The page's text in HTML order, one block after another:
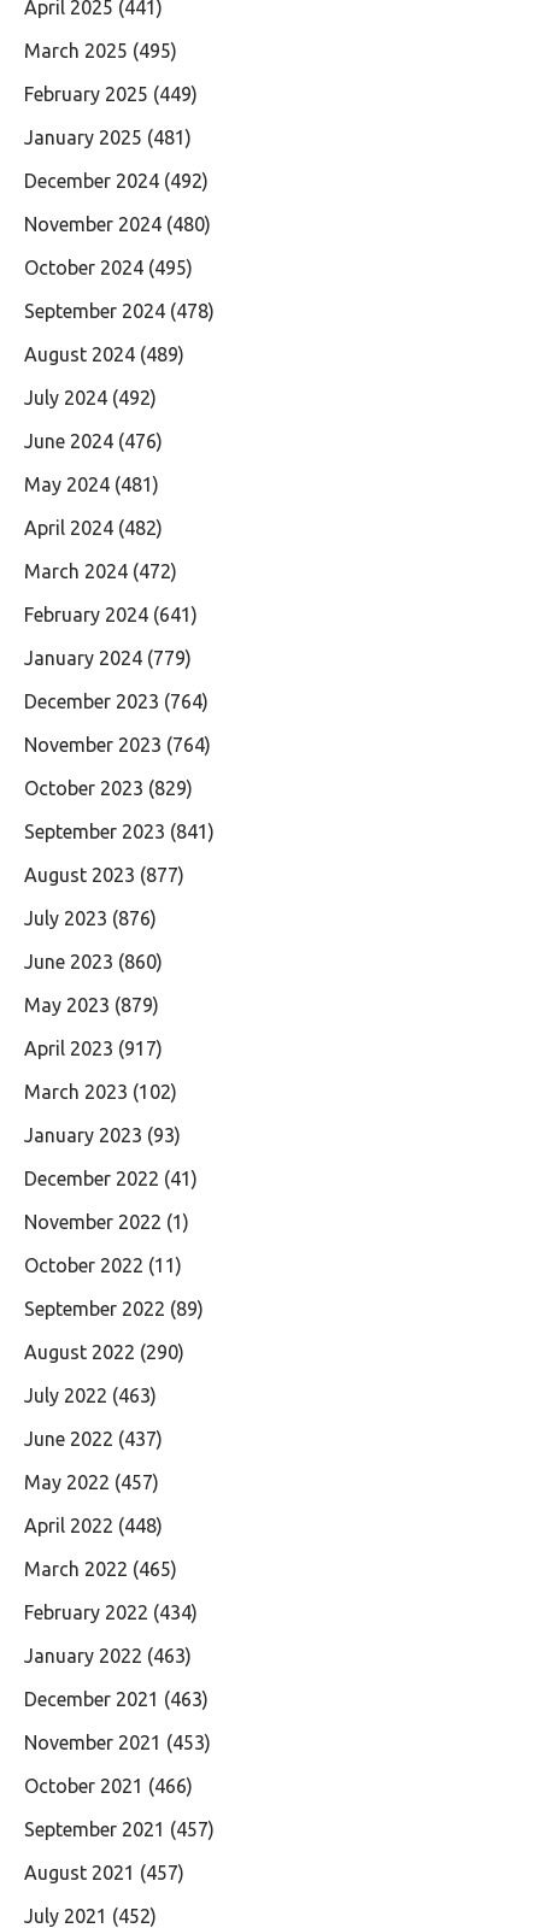
April 2025 (441)
March 2025 (495)
February 2025 (449)
January 2025 (481)
December 2024 (492)
November 2024 (480)
October 2024 (495)
September 2024 (478)
August 2024 (489)
July 2024 (492)
June 2024 (476)
May 2024 (481)
April 2024 (482)
March 2024 (472)
February 2024 (641)
January 2024 (779)
December 2023 (764)
November 2023 (764)
October 2023 (829)
September 2023 (841)
August 2023 (877)
July 2023 (876)
June 2023 (860)
May 2023 (879)
April 2023 (917)
March 2023 (102)
January 2023 (93)
December 2022 (41)
November 2022 (1)
October 2022 (11)
September 2022 (89)
August 2022 (290)
July 2022 (463)
June 2022 (437)
May 2022 (457)
April 2022 (448)
March 2022 (465)
February 2022 (434)
January 2022 (463)
December 2021 (463)
November 2021 (453)
October 2021 (466)
September 2021 (457)
August 2021 (457)
July 2021 (452)